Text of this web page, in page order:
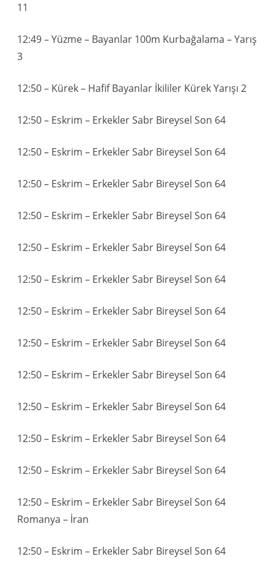
11
12:49 – Yüzme – Bayanlar 100m Kurbağalama – Yarış
3
12:50 – Kürek – Hafif Bayanlar İkililer Kürek Yarışı 2
12:50 – Eskrim – Erkekler Sabr Bireysel Son 64
12:50 – Eskrim – Erkekler Sabr Bireysel Son 64
12:50 – Eskrim – Erkekler Sabr Bireysel Son 64
12:50 – Eskrim – Erkekler Sabr Bireysel Son 64
12:50 – Eskrim – Erkekler Sabr Bireysel Son 64
12:50 – Eskrim – Erkekler Sabr Bireysel Son 64
12:50 – Eskrim – Erkekler Sabr Bireysel Son 64
12:50 – Eskrim – Erkekler Sabr Bireysel Son 64
12:50 – Eskrim – Erkekler Sabr Bireysel Son 64
12:50 – Eskrim – Erkekler Sabr Bireysel Son 64
12:50 – Eskrim – Erkekler Sabr Bireysel Son 64
12:50 – Eskrim – Erkekler Sabr Bireysel Son 64
12:50 – Eskrim – Erkekler Sabr Bireysel Son 64
Romanya – İran
12:50 – Eskrim – Erkekler Sabr Bireysel Son 64